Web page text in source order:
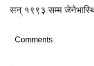
सन् १९९३ सम्म
Comments